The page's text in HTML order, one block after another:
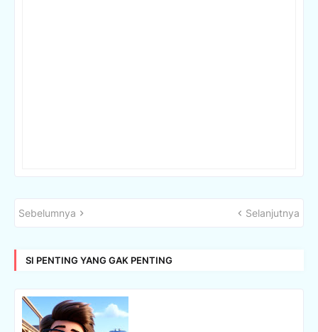
Sebelumnya Selanjutnya
SI PENTING YANG GAK PENTING